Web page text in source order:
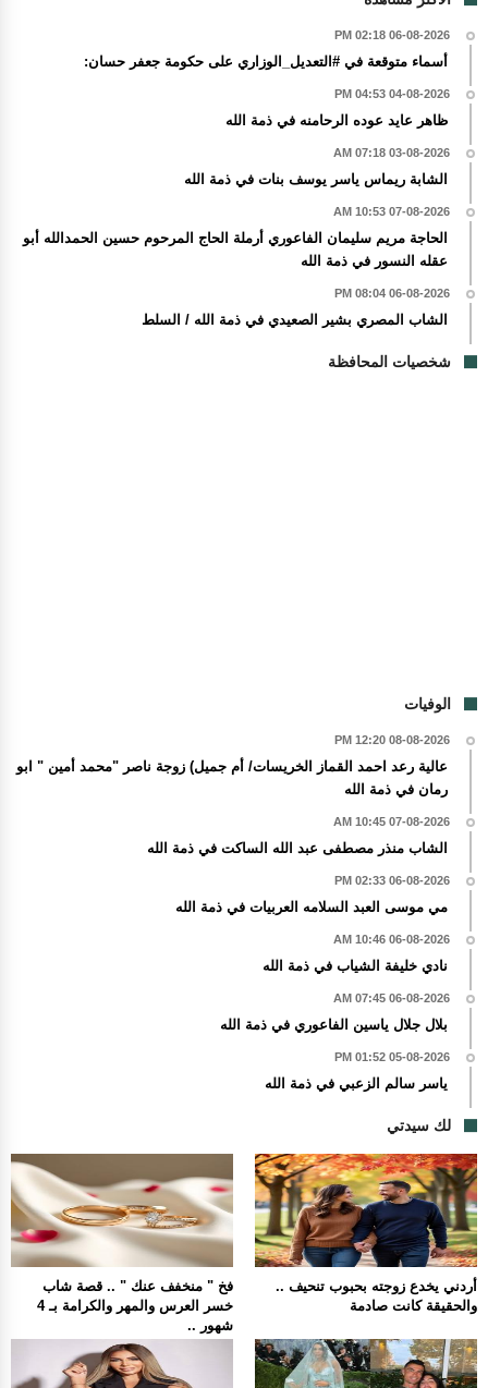
06-08-2026 02:18 PM
أسماء متوقعة في #التعديل_الوزاري على حكومة جعفر حسان:
04-08-2026 04:53 PM
ظاهر عايد عوده الرحامنه في ذمة الله
03-08-2026 07:18 AM
الشابة ريماس ياسر يوسف بنات في ذمة الله
07-08-2026 10:53 AM
الحاجة مريم سليمان الفاعوري أرملة الحاج المرحوم حسين الحمدالله أبو
عقله النسور في ذمة الله
06-08-2026 08:04 PM
الشاب المصري بشير الصعيدي في ذمة الله / السلط
شخصيات المحافظة
الوفيات
08-08-2026 12:20 PM
عالية رعد احمد القماز الخريسات/ أم جميل) زوجة ناصر "محمد أمين " ابو
رمان في ذمة الله
07-08-2026 10:45 AM
الشاب منذر مصطفى عبد الله الساكت في ذمة الله
06-08-2026 02:33 PM
مي موسى العبد السلامه العربيات في ذمة الله
06-08-2026 10:46 AM
نادي خليفة الشياب في ذمة الله
06-08-2026 07:45 AM
بلال جلال ياسين الفاعوري في ذمة الله
05-08-2026 01:52 PM
ياسر سالم الزعبي في ذمة الله
لك سيدتي
فخ " منخفف عنك " .. قصة شاب
خسر العرس والمهر والكرامة بـ 4
شهور ..
أردني يخدع زوجته بحبوب تنحيف ..
والحقيقة كانت صادمة